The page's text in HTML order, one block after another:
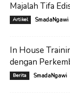
Majalah Tifa
Artikel SmadaNgawi
In House
dengan
Berita SmadaNgawi